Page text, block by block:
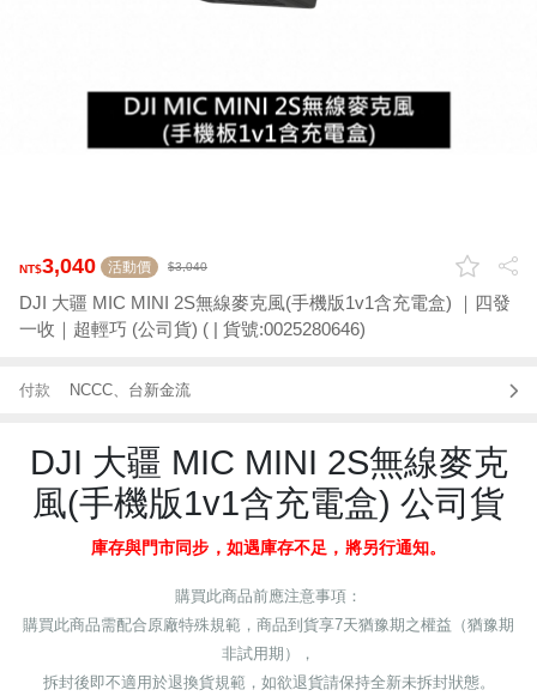
3,040 活動價 3,040
DJI 大疆 MIC MINI 2S無線麥克風(手機版1v1含充電盒) ｜四發
一收｜超輕巧 (公司貨) ( | 貨號:0025280646)
付款 NCCC、台新金流
DJI 大疆 MIC MINI 2S無線麥克
風(手機版1v1含充電盒) 公司貨
庫存與門市同步，如遇庫存不足，將另行通知。
購買此商品前應注意事項：
購買此商品需配合原廠特殊規範，商品到貨享7天猶豫期之權益（猶豫期
非試用期），
拆封後即不適用於退換貨規範，如欲退貨請保持全新未拆封狀態。